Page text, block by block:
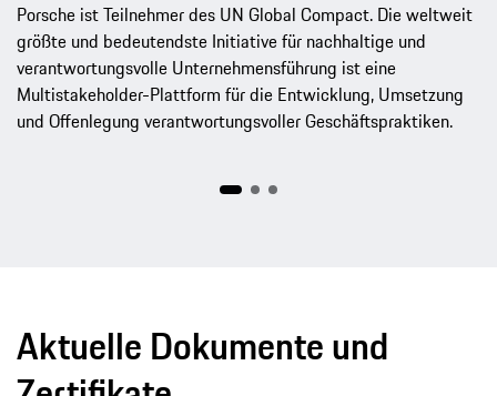
Porsche ist Teilnehmer des UN Global Compact. Die weltweit
größte und bedeutendste Initiative für nachhaltige und
verantwortungsvolle Unternehmensführung ist eine
Multistakeholder-Plattform für die Entwicklung, Umsetzung
und Offenlegung verantwortungsvoller Geschäftspraktiken.
Aktuelle Dokumente und